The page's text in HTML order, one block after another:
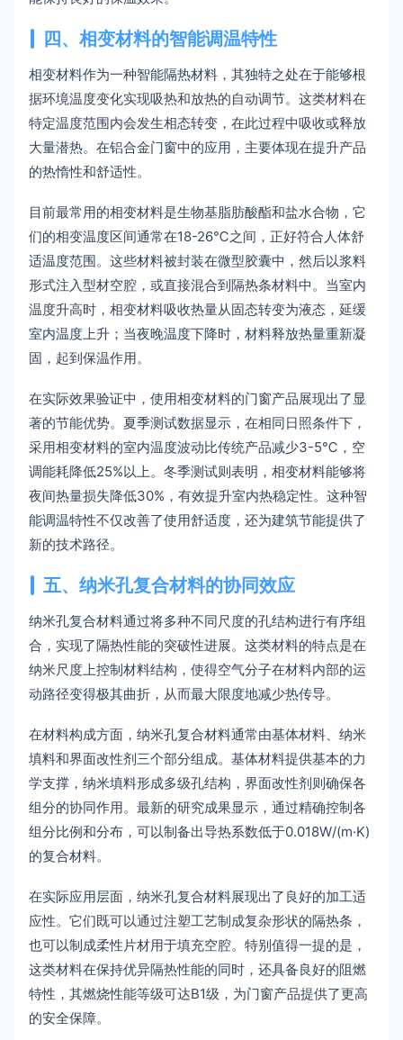
四、相变材料的智能调温特性
相变材料作为一种智能隔热材料，其独特之处在于能够根
据环境温度变化实现吸热和放热的自动调节。这类材料在
特定温度范围内会发生相态转变，在此过程中吸收或释放
大量潜热。在铝合金门窗中的应用，主要体现在提升产品
的热惰性和舒适性。
目前最常用的相变材料是生物基脂肪酸酯和盐水合物，它
们的相变温度区间通常在18-26℃之间，正好符合人体舒
适温度范围。这些材料被封装在微型胶囊中，然后以浆料
形式注入型材空腔，或直接混合到隔热条材料中。当室内
温度升高时，相变材料吸收热量从固态转变为液态，延缓
室内温度上升；当夜晚温度下降时，材料释放热量重新凝
固，起到保温作用。
在实际效果验证中，使用相变材料的门窗产品展现出了显
著的节能优势。夏季测试数据显示，在相同日照条件下，
采用相变材料的室内温度波动比传统产品减少3-5℃，空
调能耗降低25%以上。冬季测试则表明，相变材料能够将
夜间热量损失降低30%，有效提升室内热稳定性。这种智
能调温特性不仅改善了使用舒适度，还为建筑节能提供了
新的技术路径。
五、纳米孔复合材料的协同效应
纳米孔复合材料通过将多种不同尺度的孔结构进行有序组
合，实现了隔热性能的突破性进展。这类材料的特点是在
纳米尺度上控制材料结构，使得空气分子在材料内部的运
动路径变得极其曲折，从而最大限度地减少热传导。
在材料构成方面，纳米孔复合材料通常由基体材料、纳米
填料和界面改性剂三个部分组成。基体材料提供基本的力
学支撑，纳米填料形成多级孔结构，界面改性剂则确保各
组分的协同作用。最新的研究成果显示，通过精确控制各
组分比例和分布，可以制备出导热系数低于0.018W/(m·K)
的复合材料。
在实际应用层面，纳米孔复合材料展现出了良好的加工适
应性。它们既可以通过注塑工艺制成复杂形状的隔热条，
也可以制成柔性片材用于填充空腔。特别值得一提的是，
这类材料在保持优异隔热性能的同时，还具备良好的阻燃
特性，其燃烧性能等级可达B1级，为门窗产品提供了更高
的安全保障。